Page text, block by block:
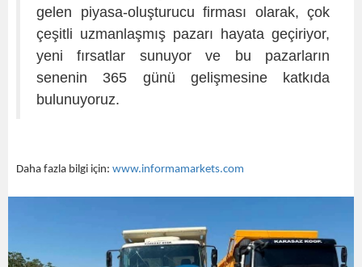
gelen piyasa-oluşturucu firması olarak, çok
çeşitli uzmanlaşmış pazarı hayata geçiriyor,
yeni fırsatlar sunuyor ve bu pazarların
senenin 365 günü gelişmesine katkıda
bulunuyoruz.
Daha fazla bilgi için: www.informamarkets.com